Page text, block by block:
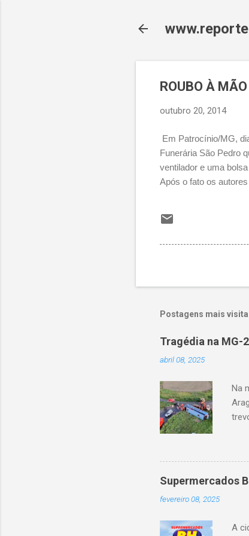
ROUBO À
outubro 20, 2014
Em Patrocínio/MG,
Funerária São Pedro
ventilador e uma
Após o fato os
Postagens mais
Tragédia na MG-
abril 08, 2025
Na
Supermercados
fevereiro 08, 2025
A